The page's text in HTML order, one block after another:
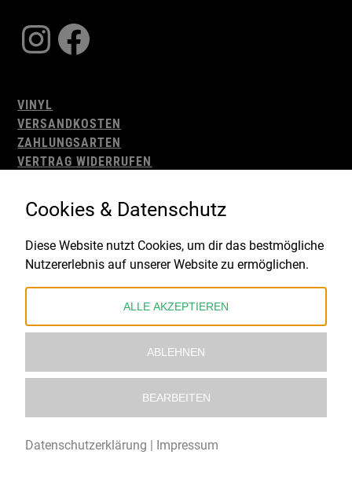
Instagram
Facebook
VINYL
VERSANDKOSTEN
ZAHLUNGSARTEN
VERTRAG WIDERRUFEN
WIDERRUFSBELEHRUNG
IMPRESSUM
Gefördert durch:
Cookies & Datenschutz
Diese Website nutzt Cookies, um dir das bestmögliche
Nutzererlebnis auf unserer Website zu ermöglichen.
ALLE AKZEPTIEREN
ABLEHNEN
BEARBEITEN
Datenschutzerklärung | Impressum